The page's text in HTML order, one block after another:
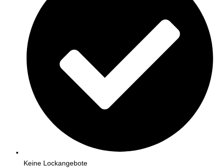
Keine Lockangebote